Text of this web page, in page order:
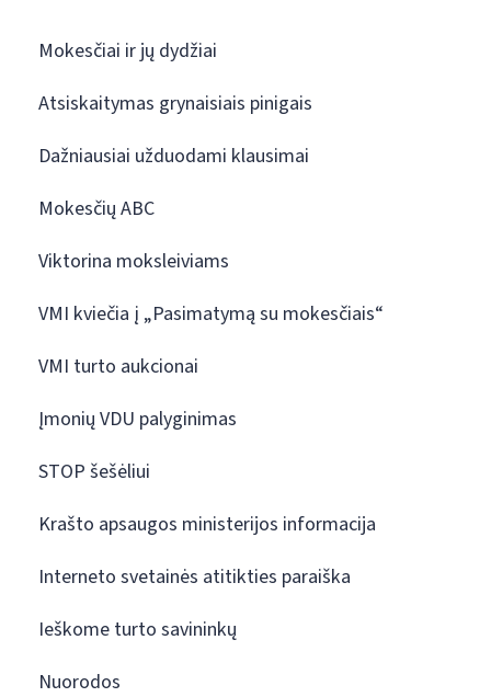
Mokesčiai ir jų dydžiai
Atsiskaitymas grynaisiais pinigais
Dažniausiai užduodami klausimai
Mokesčių ABC
Viktorina moksleiviams
VMI kviečia į „Pasimatymą su mokesčiais“
VMI turto aukcionai
Įmonių VDU palyginimas
STOP šešėliui
Krašto apsaugos ministerijos informacija
Interneto svetainės atitikties paraiška
Ieškome turto savininkų
Nuorodos